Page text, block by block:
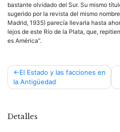
bastante olvidado del Sur. Su mismo
sugerido por la revista del mismo
Madrid, 1935) parecía llevarla hasta
lejos de este Río de la Plata, que,
es América”.
Navegación
de
El Estado y las facciones en
la Antigüedad
Detalles